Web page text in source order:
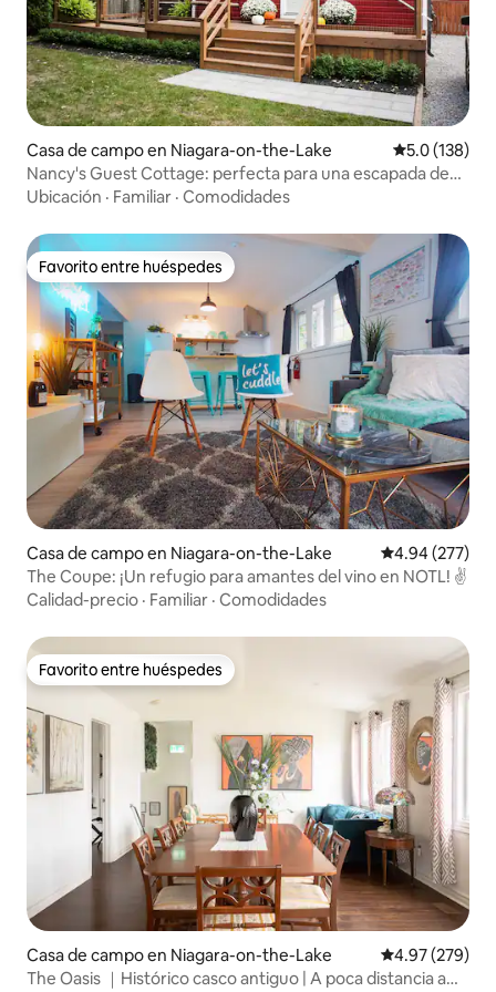
Casa de campo en Niagara-on-the-Lake Calificación
5.0 (138)
Nancy's Guest Cottage: perfecta para una escapada de
primavera
Ubicación · Familiar · Comodidades
Favorito entre huéspedes
Favorito entre huéspedes
Casa de campo en Niagara-on-the-Lake Calificación
4.94 (277)
The Coupe: ¡Un refugio para amantes del vino en NOTL! ✌️
Calidad-precio · Familiar · Comodidades
Favorito entre huéspedes
Favorito entre huéspedes
Casa de campo en Niagara-on-the-Lake Calificación
4.97 (279)
The Oasis ｜Histórico casco antiguo | A poca distancia a